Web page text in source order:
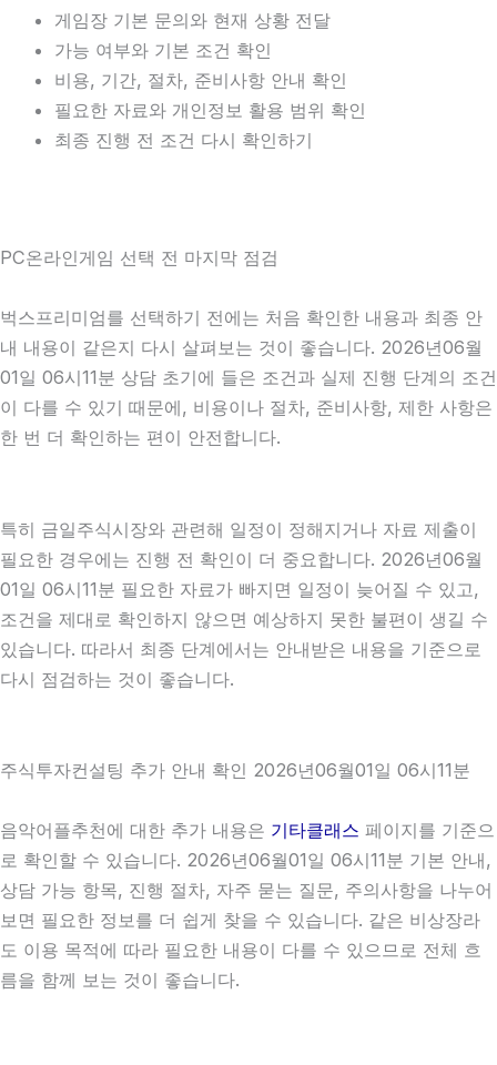
게임장 기본 문의와 현재 상황 전달
가능 여부와 기본 조건 확인
비용, 기간, 절차, 준비사항 안내 확인
필요한 자료와 개인정보 활용 범위 확인
최종 진행 전 조건 다시 확인하기
PC온라인게임 선택 전 마지막 점검
벅스프리미엄를 선택하기 전에는 처음 확인한 내용과 최종 안
내 내용이 같은지 다시 살펴보는 것이 좋습니다. 2026년06월
01일 06시11분 상담 초기에 들은 조건과 실제 진행 단계의 조건
이 다를 수 있기 때문에, 비용이나 절차, 준비사항, 제한 사항은
한 번 더 확인하는 편이 안전합니다.
특히 금일주식시장와 관련해 일정이 정해지거나 자료 제출이
필요한 경우에는 진행 전 확인이 더 중요합니다. 2026년06월
01일 06시11분 필요한 자료가 빠지면 일정이 늦어질 수 있고,
조건을 제대로 확인하지 않으면 예상하지 못한 불편이 생길 수
있습니다. 따라서 최종 단계에서는 안내받은 내용을 기준으로
다시 점검하는 것이 좋습니다.
주식투자컨설팅 추가 안내 확인 2026년06월01일 06시11분
음악어플추천에 대한 추가 내용은 기타클래스 페이지를 기준으
로 확인할 수 있습니다. 2026년06월01일 06시11분 기본 안내,
상담 가능 항목, 진행 절차, 자주 묻는 질문, 주의사항을 나누어
보면 필요한 정보를 더 쉽게 찾을 수 있습니다. 같은 비상장라
도 이용 목적에 따라 필요한 내용이 다를 수 있으므로 전체 흐
름을 함께 보는 것이 좋습니다.